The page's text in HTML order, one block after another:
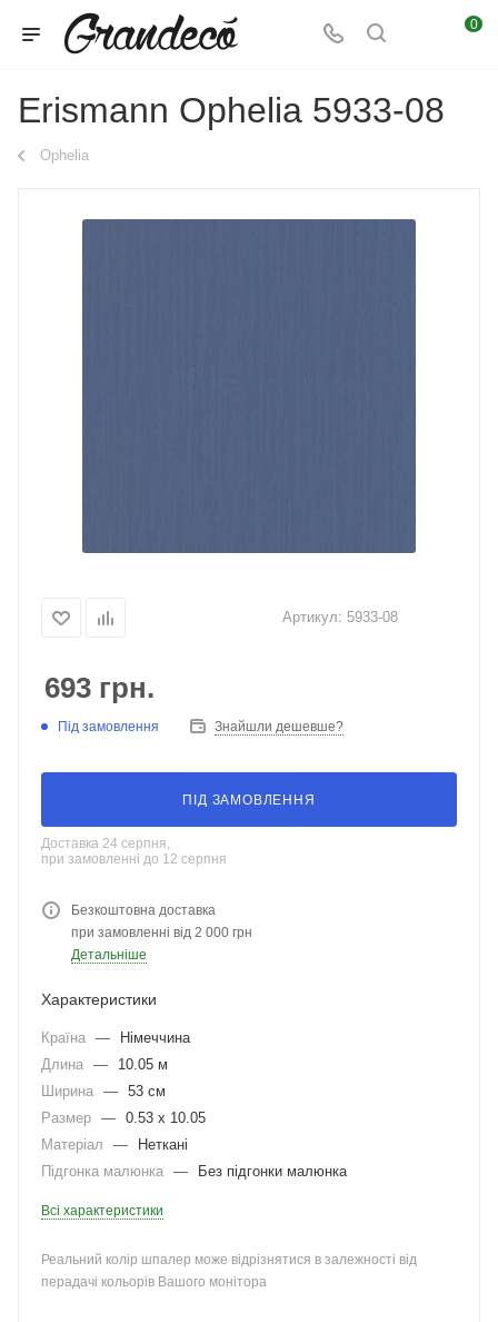
0
Erismann Ophelia 5933-08
Ophelia
Артикул: 5933-08
693 грн.
Під замовлення Знайшли дешевше?
ПІД ЗАМОВЛЕННЯ
Доставка 24 серпня,
при замовленні до 12 серпня
Безкоштовна доставка
при замовленні від 2 000 грн
Детальніше
Характеристики
Країна —
Німеччина
Длина —
10.05 м
Ширина — 53 см
Размер — 0.53 x 10.05
Матеріал
—
Неткані
Підгонка малюнка — Без підгонки малюнка
Всі характеристики
Реальний колір шпалер може відрізнятися в залежності від
перадачі кольорів Вашого монітора